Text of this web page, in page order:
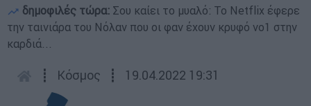
δημοφιλές τώρα: Σου καίει το μυαλό: Το Netflix έφερε
την ταινιάρα του Νόλαν που οι φαν έχουν κρυφό νο1 στην
καρδιά...
┋ Κόσμος ┋ 19.04.2022 19:31